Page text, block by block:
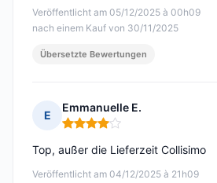
Veröffentlicht am 05/12/2025 à 00h09
nach einem Kauf von 30/11/2025
Übersetzte Bewertungen
E
Emmanuelle E.
Hinweis: 4 von 5
Veröffentlicht am 04/12/2025 à 21h09
Top, außer die Lieferzeit Collisimo